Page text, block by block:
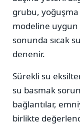
grubu, yoğuşma
modeline uygun
sonunda sıcak
denenir.
Sürekli su
su basmak
bağlantılar,
birlikte